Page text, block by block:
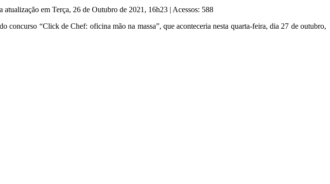
atualização em Terça, 26 de Outubro de 2021, 16h23 | Acessos: 588
“Click de Chef: oficina mão na massa”, que aconteceria nesta quarta-feira, dia 27 de outubro,